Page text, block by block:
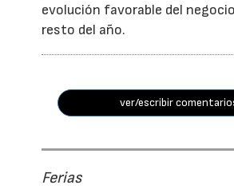
evolución favorable del
resto del año.
ver/escribir
Ferias